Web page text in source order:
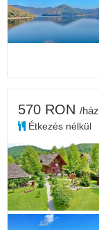
570 RON /ház
Étkezés nélkül